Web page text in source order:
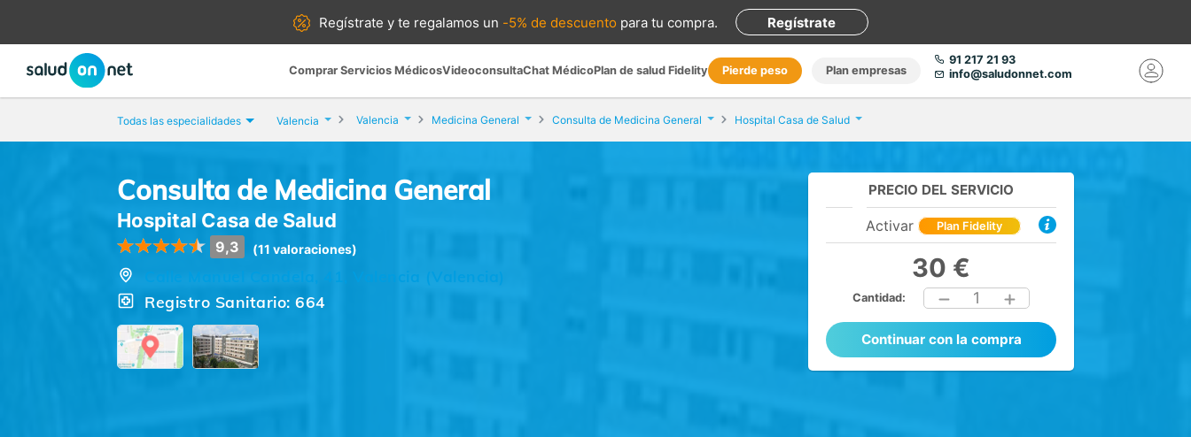
Regístrate yte regalamos un -5% de descuento para tu compra. Regístrate
Comprar Servicios MédicosVideoconsultaChat MédicoPlan de salud Fidelity Pierde peso Plan empresas
91 217 21 93
info@saludonnet.com
Todas las especialidades Valencia Valencia Medicina General Consulta de Medicina General Hospital Casa de Salud
Consulta de Medicina General
Hospital Casa de Salud
9,3 (11 valoraciones)
Calle Manuel Candela, 41, Valencia (Valencia)
Registro Sanitario: 664
PRECIO DEL SERVICIO
Activar Plan Fidelity
30 €
Cantidad: 1
Continuar con la compra